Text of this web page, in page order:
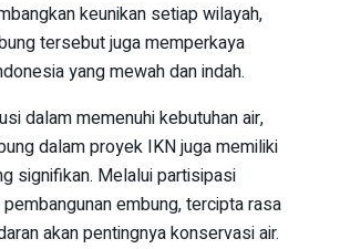
keunikan setiap wilayah,
tersebut juga memperkaya
yang mewah dan indah.
dalam memenuhi kebutuhan air,
dalam proyek IKN juga memiliki
signifikan. Melalui partisipasi
embung, tercipta rasa
akan pentingnya konservasi air.